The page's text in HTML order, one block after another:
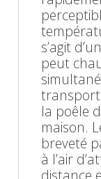
s’agit
peut
la poêle
maison.
breveté
à l’air
distance